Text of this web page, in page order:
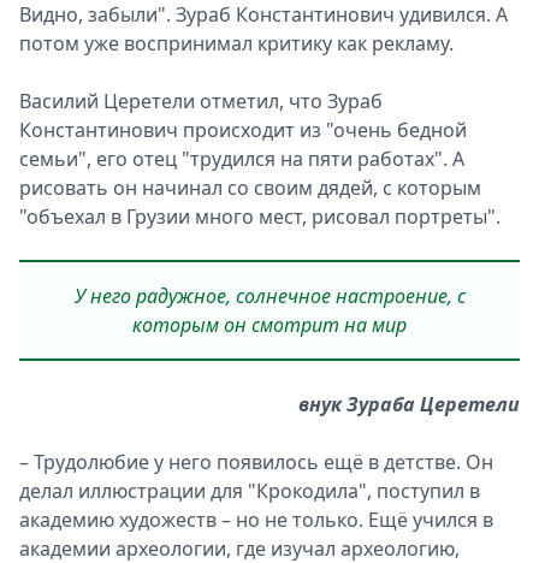
Видно, забыли". Зураб Константинович удивился. А
потом уже воспринимал критику как рекламу.
Василий Церетели отметил, что Зураб
Константинович происходит из "очень бедной
семьи", его отец "трудился на пяти работах". А
рисовать он начинал со своим дядей, с которым
"объехал в Грузии много мест, рисовал портреты".
У него радужное, солнечное настроение, с
которым он смотрит на мир
внук Зураба Церетели
– Трудолюбие у него появилось ещё в детстве. Он
делал иллюстрации для "Крокодила", поступил в
академию художеств – но не только. Ещё учился в
академии археологии, где изучал археологию,